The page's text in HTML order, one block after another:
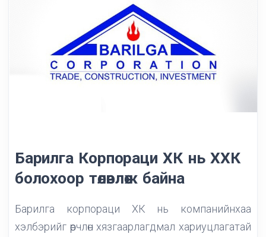
Барилга Корпораци ХК нь ХХК
болохоор төлөвлөж байна
Барилга корпораци ХК нь компанийнхаа
хэлбэрийг өөрчлөн хязгаарлагдмал хариуцлагатай